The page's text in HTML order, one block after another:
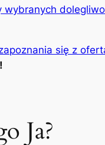
wybranych
się z
Ja?